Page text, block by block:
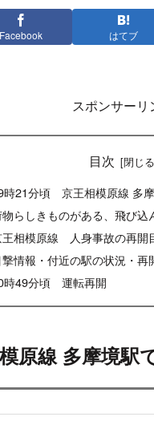
Facebook はてブ
スポンサーリ
目次
時21分頃 京王相模原線 多
らしきものがある、飛び込
王相模原線 人身事故の再開
撃情報・付近の駅の状況・再
時49分頃 運転再開
原線 多摩境駅